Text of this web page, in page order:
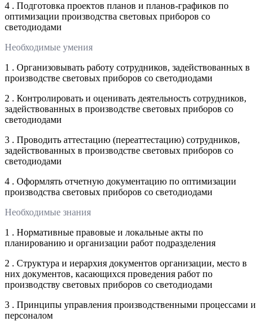
4 . Подготовка проектов планов и планов-графиков по
оптимизации производства световых приборов со
светодиодами
Необходимые умения
1 . Организовывать работу сотрудников, задействованных в
производстве световых приборов со светодиодами
2 . Контролировать и оценивать деятельность сотрудников,
задействованных в производстве световых приборов со
светодиодами
3 . Проводить аттестацию (переаттестацию) сотрудников,
задействованных в производстве световых приборов со
светодиодами
4 . Оформлять отчетную документацию по оптимизации
производства световых приборов со светодиодами
Необходимые знания
1 . Нормативные правовые и локальные акты по
планированию и организации работ подразделения
2 . Структура и иерархия документов организации, место в
них документов, касающихся проведения работ по
производству световых приборов со светодиодами
3 . Принципы управления производственными процессами и
персоналом